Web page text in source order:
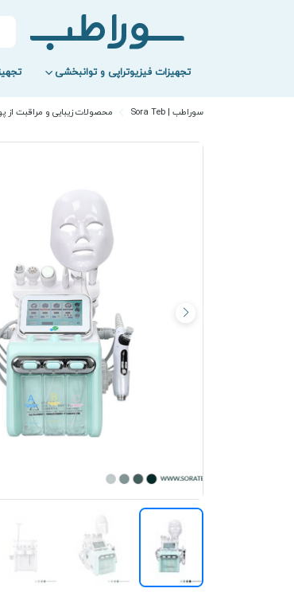
تجهیزات فیزیوتراپی و توانبخشی
سوراطب | Sora Teb محصولات زیبایی و مراقبت از